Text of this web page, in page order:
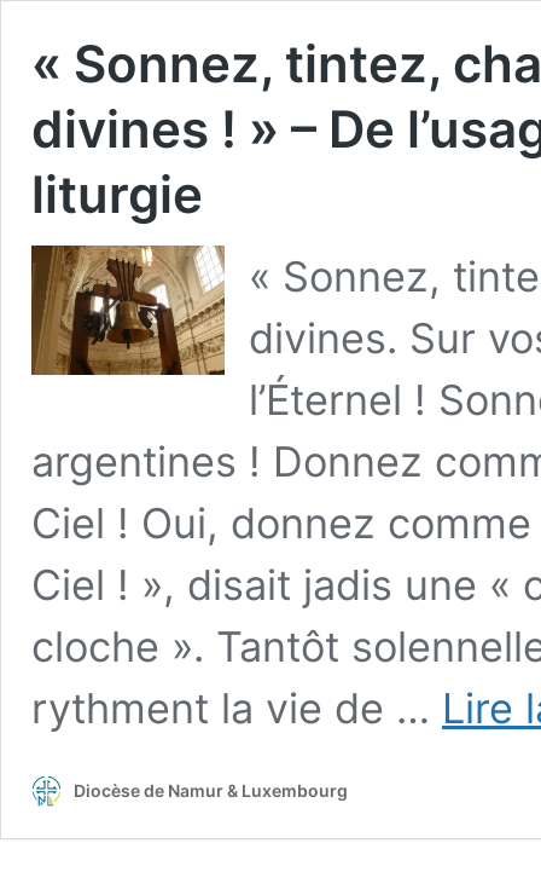
« Sonnez, tintez,
divines ! » – De
liturgie
« Sonnez,
divines. Sur
l’Éternel !
argentines ! Donnez
Ciel ! Oui, donnez
Ciel ! », disait jadis une «
cloche ». Tantôt
rythment la vie de … Lire
Diocèse de Namur & Luxembourg